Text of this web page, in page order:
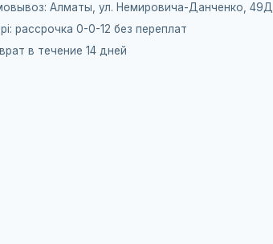
Алматы, ул. Немировича-Данченко, 49Д
рассрочка 0-0-12 без переплат
в течение 14 дней